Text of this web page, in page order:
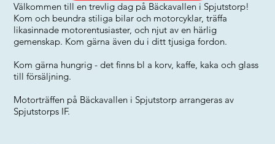
Välkommen till en trevlig dag på Bäckavallen i Spjutstorp!
Kom och beundra stiliga bilar och motorcyklar, träffa
likasinnade motorentusiaster, och njut av en härlig
gemenskap. Kom gärna även du i ditt tjusiga fordon.
Kom gärna hungrig - det finns bl a korv, kaffe, kaka och glass
till försäljning.
Motorträffen på Bäckavallen i Spjutstorp arrangeras av
Spjutstorps IF.